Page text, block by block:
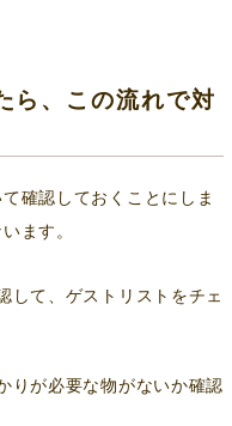
ら、この流れで対
確認しておくことにしま
ます。
て、ゲストリストをチェ
が必要な物がないか確認